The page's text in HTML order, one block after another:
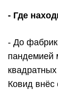
- Где
- До
пандемией
Ковид внёс